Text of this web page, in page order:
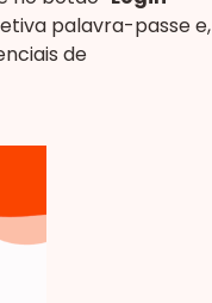
palavra-passe e,
de